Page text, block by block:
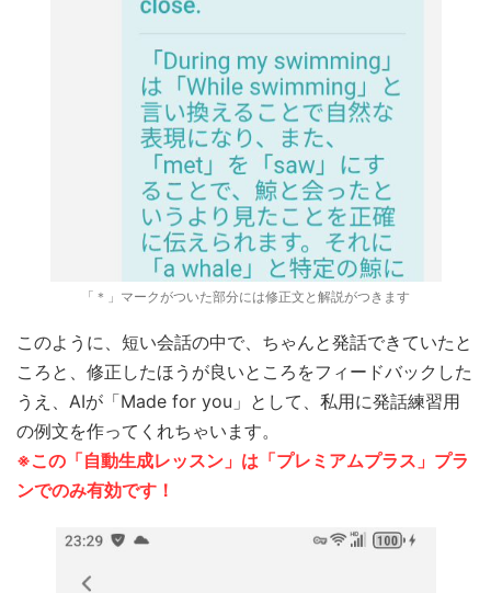
「＊」マークがついた部分には修正文と解説がつきます
このように、短い会話の中で、ちゃんと発話できていたと
ころと、修正したほうが良いところをフィードバックした
うえ、AIが「Made for you」として、私用に発話練習用
の例文を作ってくれちゃいます。
※この「自動生成レッスン」は「プレミアムプラス」プラ
ンでのみ有効です！